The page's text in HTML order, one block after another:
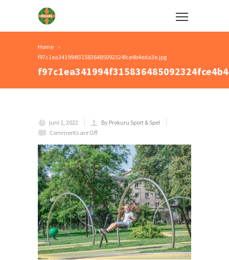
Home
f97c1ea341994f315836485092324fce4b4eda3e.jpg
juni 1, 2022
By Prokuru Sport & Spel
Comments are Off